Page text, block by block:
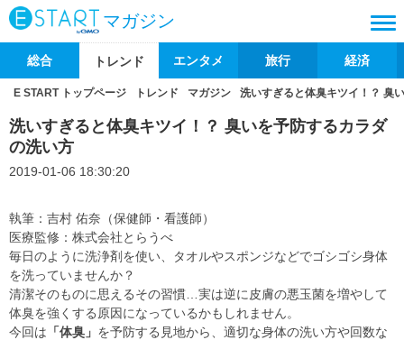
マガジン
総合 トレンド エンタメ 旅行 経済
E START トップページ トレンド マガジン 洗いすぎると体臭キツイ！？ 臭
洗いすぎると体臭キツイ！？ 臭いを予防するカラダ
の洗い方
2019-01-06 18:30:20
執筆：吉村 佑奈（保健師・看護師）
医療監修：株式会社とらうべ
毎日のように洗浄剤を使い、タオルやスポンジなどでゴシゴシ身体
を洗っていませんか？
清潔そのものに思えるその習慣…実は逆に皮膚の悪玉菌を増やして
体臭を強くする原因になっているかもしれません。
今回は 「体臭」 を予防する見地から、適切な身体の洗い方や回数な